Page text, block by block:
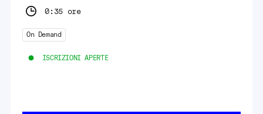
0:35 ore
On Demand
ISCRIZIONI APERTE